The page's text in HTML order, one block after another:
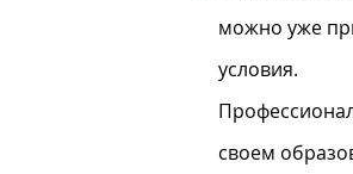
можно уже
условия.
своем